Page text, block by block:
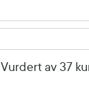
Vurdert av 37